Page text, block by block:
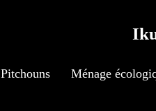
Pitchouns Ménage